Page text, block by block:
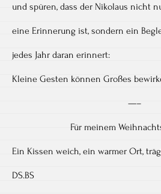
und spüren, dass der Nikolaus nicht
eine Erinnerung ist, sondern ein
jedes Jahr daran erinnert:
Kleine Gesten können Großes
—–
Für meinem
Ein Kissen weich, ein warmer Ort,
DS.BS